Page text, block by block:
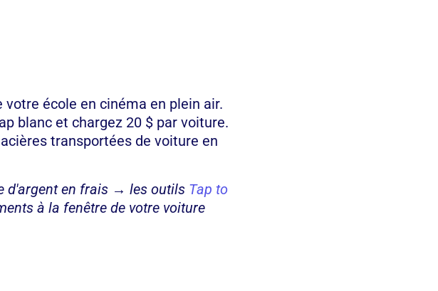
école en cinéma en plein air.
blanc et chargez 20 $ par voiture.
transportées de voiture en
d'argent en frais → les outils Tap to
à la fenêtre de votre voiture